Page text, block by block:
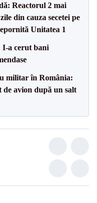
Reactorul 2 mai
din cauza secetei pe
Unitatea 1
I-a cerut bani
militar în România:
de avion după un salt